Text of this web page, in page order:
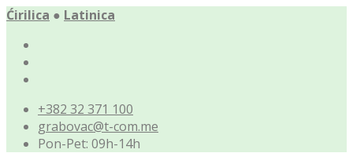
Ćirilica ● Latinica
+382 32 371 100
grabovac@t-com.me
Pon-Pet: 09h-14h